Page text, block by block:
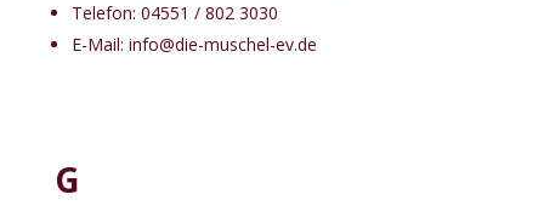
Telefon: 04551 / 802 3030
E-Mail: info@die-muschel-ev.de
G